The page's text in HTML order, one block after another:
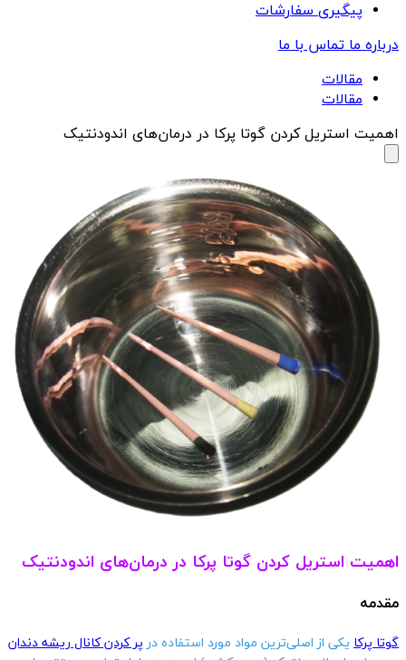
پیگیری سفارشات
درباره ماتماس با ما
مقالات
مقالات
اهمیت استریل کردن گوتا پرکا در درمان‌های اندودنتیک
اهمیت استریل کردن گوتا پرکا در درمان‌های اندودنتیک
مقدمه
گوتا پرکایکی از اصلی‌ترین مواد مورد استفاده در پر کردن کانال ریشه دندان